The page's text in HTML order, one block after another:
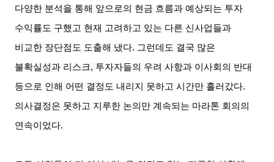
다양한 분석을 통해 앞으로의 현금 흐름과 예상되는 투자
수익률도 구했고 현재 고려하고 있는 다른 신사업들과
비교한 장단점도 도출해 냈다. 그런데도 결국 많은
불확실성과 리스크, 투자자들의 우려 사항과 이사회의 반대
등으로 인해 어떤 결정도 내리지 못하고 시간만 흘러갔다.
의사결정은 못하고 지루한 논의만 계속되는 마라톤 회의의
연속이었다.